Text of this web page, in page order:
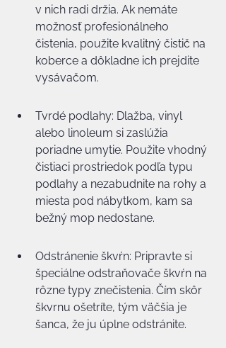
v nich radi držia. Ak nemáte
možnosť profesionálneho
čistenia, použite kvalitný čistič na
koberce a dôkladne ich prejdite
vysávačom.
Tvrdé podlahy: Dlažba, vinyl
alebo linoleum si zaslúžia
poriadne umytie. Použite vhodný
čistiaci prostriedok podľa typu
podlahy a nezabudnite na rohy a
miesta pod nábytkom, kam sa
bežný mop nedostane.
Odstránenie škvŕn: Pripravte si
špeciálne odstraňovače škvŕn na
rôzne typy znečistenia. Čím skôr
škvrnu ošetríte, tým väčšia je
šanca, že ju úplne odstránite.